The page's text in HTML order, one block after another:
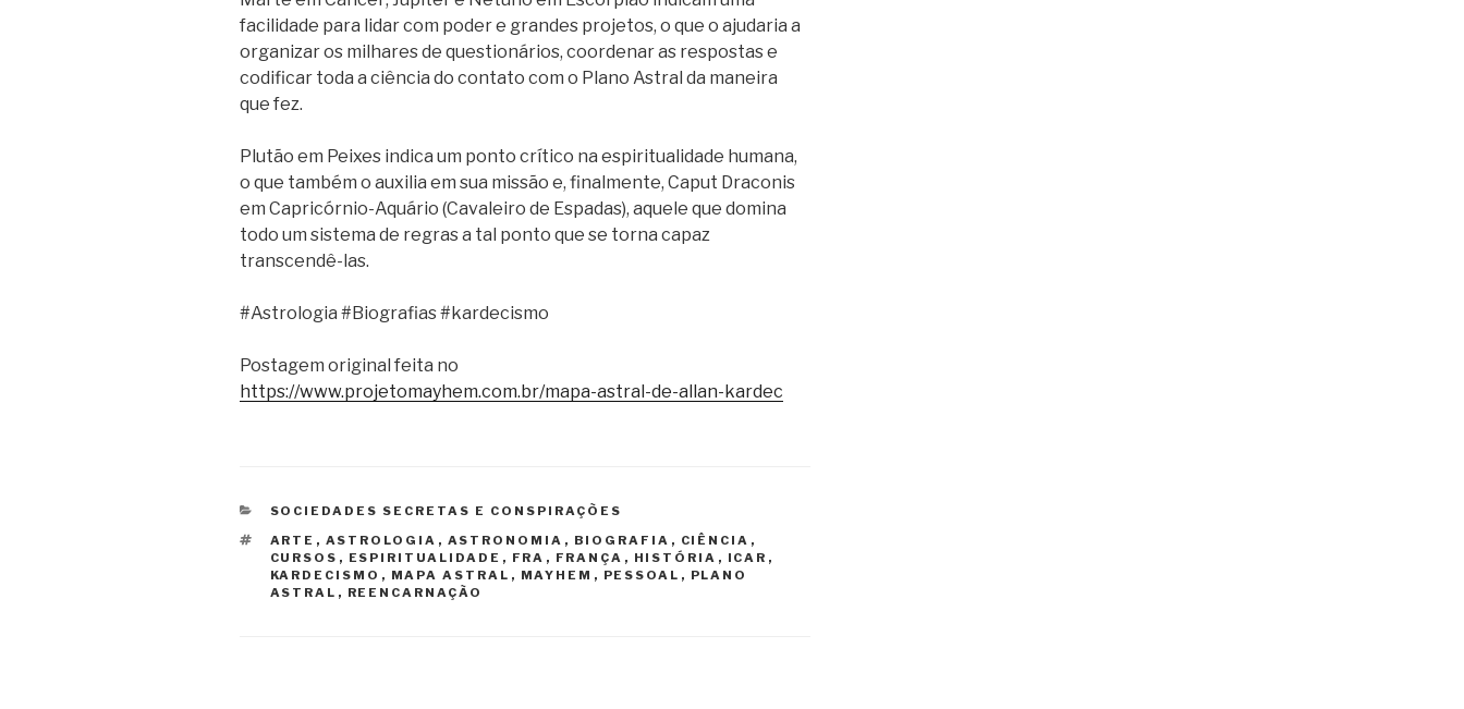
facilidade para lidar com poder e grandes projetos, o que o ajudaria a
organizar os milhares de questionários, coordenar as respostas e
codificar toda a ciência do contato com o Plano Astral da maneira
que fez.
Plutão em Peixes indica um ponto crítico na espiritualidade humana,
o que também o auxilia em sua missão e, finalmente, Caput Draconis
em Capricórnio-Aquário (Cavaleiro de Espadas), aquele que domina
todo um sistema de regras a tal ponto que se torna capaz
transcendê-las.
#Astrologia #Biografias #kardecismo
Postagem original feita no
https://www.projetomayhem.com.br/mapa-astral-de-allan-kardec
CATEGORIAS
SOCIEDADES SECRETAS E CONSPIRAÇÕES
TAGS
ARTE , ASTROLOGIA , ASTRONOMIA , BIOGRAFIA , CIÊNCIA ,
CURSOS , ESPIRITUALIDADE , FRA , FRANÇA , HISTÓRIA , ICAR ,
KARDECISMO , MAPA ASTRAL , MAYHEM , PESSOAL , PLANO
ASTRAL , REENCARNAÇÃO